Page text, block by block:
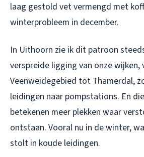
laag gestold vet vermengd met
winterprobleem in december.
In Uithoorn zie ik dit patroon
verspreide ligging van onze wijken,
Veenweidegebied tot Thamerdal,
leidingen naar pompstations. En
betekenen meer plekken waar
ontstaan. Vooral nu in de winter,
stolt in koude leidingen.